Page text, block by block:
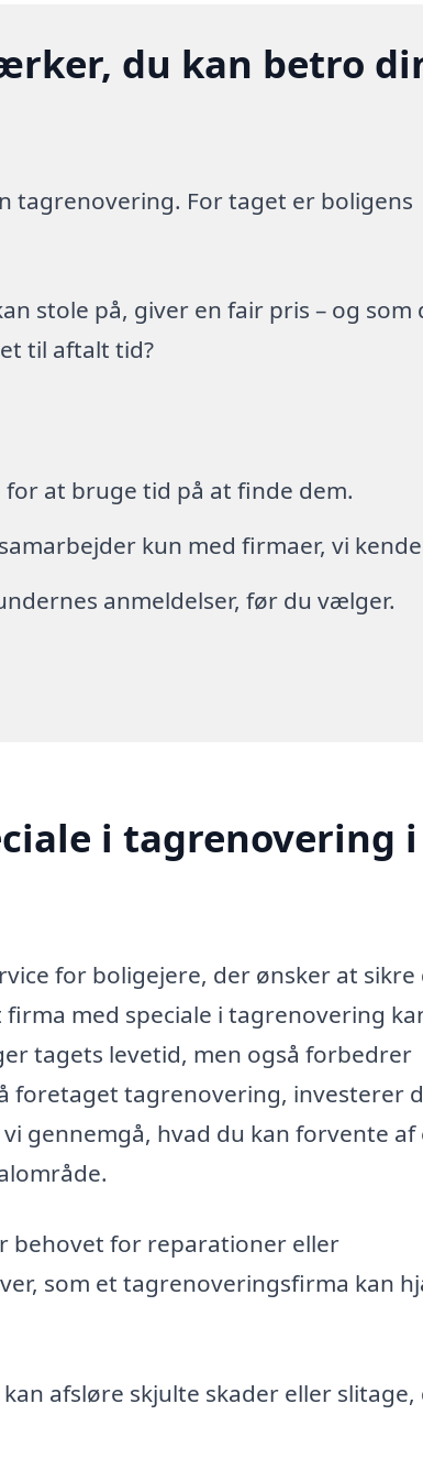
du kan betro
tagrenovering. For taget er boligens
stole på, giver en fair pris – og som
til aftalt tid?
for at bruge tid på at finde dem.
kun med firmaer, vi
anmeldelser, før du vælger.
i tagrenovering i
for boligejere, der ønsker at sikre
med speciale i tagrenovering
tagets levetid, men også forbedrer
tagrenovering, investerer
gennemgå, hvad du kan forvente af
behovet for reparationer eller
som et tagrenoveringsfirma kan
afsløre skjulte skader eller slitage,